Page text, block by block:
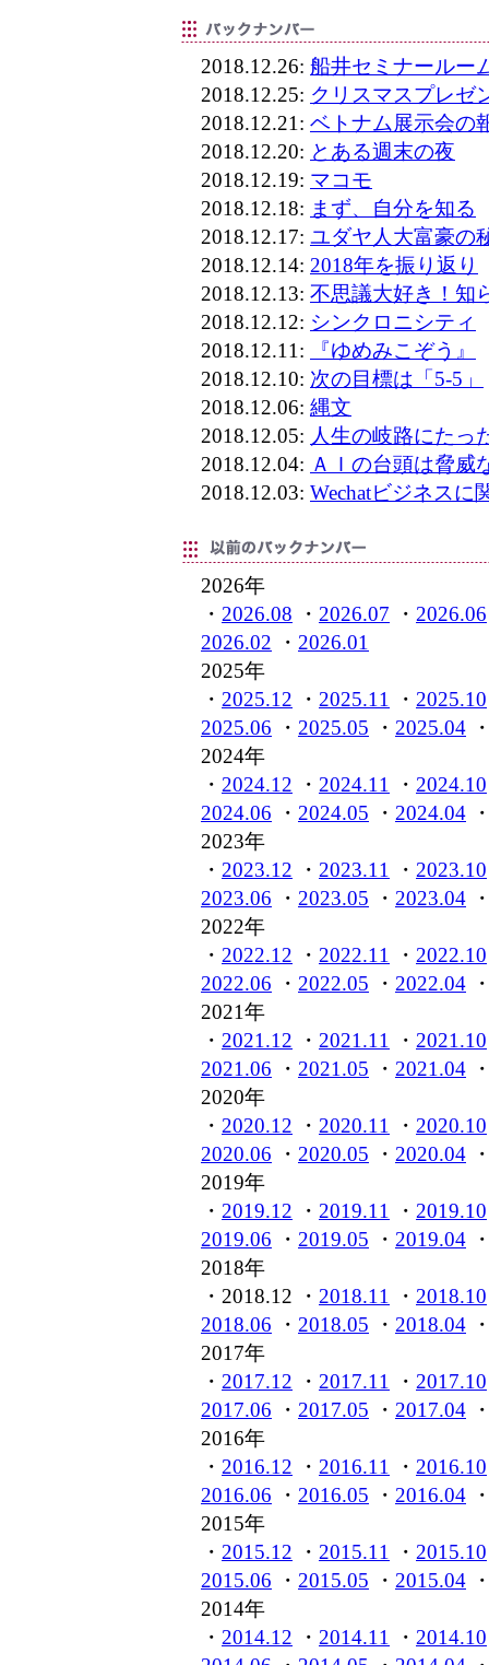
2018.12.26: 船井セミナールー
2018.12.25: クリスマスプレゼ
2018.12.21: ベトナム展示会の
2018.12.20: とある週末の夜
2018.12.19: マコモ
2018.12.18: まず、自分を知る
2018.12.17: ユダヤ人大富豪の
2018.12.14: 2018年を振り返り
2018.12.13: 不思議大好き！知
2018.12.12: シンクロニシティ
2018.12.11:
『ゆめみこぞう』
2018.12.10: 次の目標は「5-5」
2018.12.06: 縄文
2018.12.05: 人生の岐路にた
2018.12.04: ＡＩの台頭は脅威
2018.12.03: Wechatビジネスに
2026年
・ 2026.08 ・ 2026.07 ・ 2026.06
2026.02 ・ 2026.01
2025年
・ 2025.12 ・ 2025.11 ・ 2025.10
2025.06 ・ 2025.05 ・ 2025.04
2024年
・ 2024.12 ・ 2024.11 ・ 2024.10
2024.06 ・ 2024.05 ・ 2024.04
2023年
・ 2023.12 ・ 2023.11 ・ 2023.10
2023.06 ・ 2023.05 ・ 2023.04
2022年
・ 2022.12 ・ 2022.11 ・ 2022.10
2022.06 ・ 2022.05 ・ 2022.04
2021年
・ 2021.12 ・ 2021.11 ・ 2021.10
2021.06 ・ 2021.05 ・ 2021.04
2020年
・ 2020.12 ・ 2020.11 ・ 2020.10
2020.06 ・ 2020.05 ・ 2020.04
2019年
・ 2019.12 ・ 2019.11 ・ 2019.10
2019.06 ・ 2019.05 ・ 2019.04
2018年
・2018.12 ・ 2018.11 ・ 2018.10
2018.06 ・ 2018.05 ・ 2018.04
2017年
・ 2017.12 ・ 2017.11 ・ 2017.10
2017.06 ・ 2017.05 ・ 2017.04
2016年
・ 2016.12 ・ 2016.11 ・ 2016.10
2016.06 ・ 2016.05 ・ 2016.04
2015年
・ 2015.12 ・ 2015.11 ・ 2015.10
2015.06 ・ 2015.05 ・ 2015.04
2014年
・ 2014.12 ・ 2014.11 ・ 2014.10